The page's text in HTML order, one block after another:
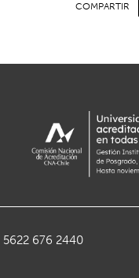
COMPARTIR
5622 676 2440